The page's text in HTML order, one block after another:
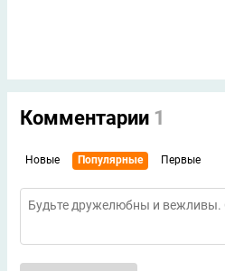
Комментарии 1
Новые Популярные Первые